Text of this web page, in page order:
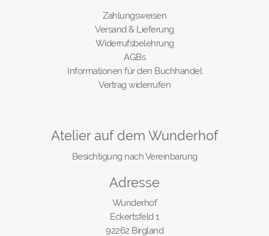
Zahlungsweisen
Versand & Lieferung
Widerrufsbelehrung
AGBs
Informationen für den Buchhandel
Vertrag widerrufen
Atelier auf dem Wunderhof
Besichtigung nach Vereinbarung
Adresse
Wunderhof
Eckertsfeld 1
92262 Birgland